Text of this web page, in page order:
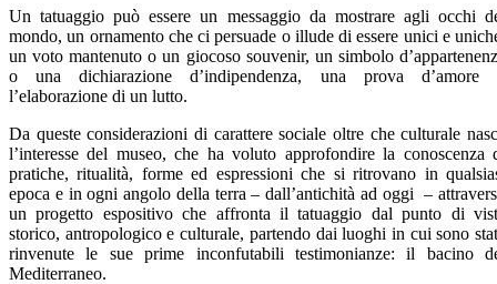
Un tatuaggio può essere un messaggio da mostrare agli occhi
mondo, un ornamento che ci persuade o illude di essere unici e
un voto mantenuto o un giocoso souvenir, un simbolo
o una dichiarazione d’indipendenza, una prova d’amore
l’elaborazione di un lutto.
Da queste considerazioni di carattere sociale oltre che culturale
l’interesse del museo, che ha voluto approfondire la conoscenza
pratiche, ritualità, forme ed espressioni che si ritrovano in
epoca e in ogni angolo della terra – dall’antichità ad oggi –
un progetto espositivo che affronta il tatuaggio dal punto di
storico, antropologico e culturale, partendo dai luoghi in cui sono
rinvenute le sue prime inconfutabili testimonianze: il bacino
Mediterraneo.